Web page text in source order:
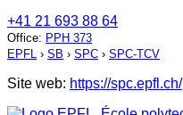
+41 21 693 88 64
Office: PPH 373
EPFL › SB › SPC › SPC-TCV
Site web: https://spc.epfl.ch/